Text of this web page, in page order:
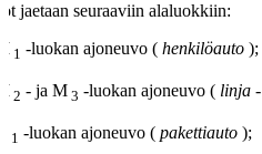
jaetaan seuraaviin alaluokkiin:
1 -luokan ajoneuvo ( henkilöauto );
2 - ja M 3 -luokan ajoneuvo ( linja -
1 -luokan ajoneuvo ( pakettiauto );